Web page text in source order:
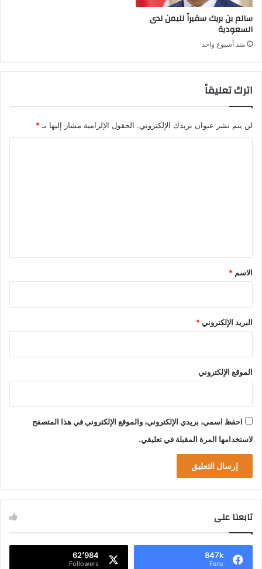
سالم بن بريك سفيراً لليمن لدى
السعودية
منذ أسبوع واحد
اترك تعليقاً
لن يتم نشر عنوان بريدك الإلكتروني. الحقول الإلزامية مشار إليها بـ *
*
الاسم *
البريد الإلكتروني*
الموقع الإلكتروني
احفظ اسمي، بريدي الإلكتروني، والموقع الإلكتروني في هذا المتصفح
لاستخدامها المرة المقبلة في تعليقي.
تابعنا على
847k
Fans
62٬984
Followers